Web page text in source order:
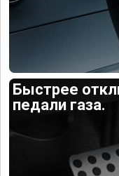
Быстрее
педали газа.